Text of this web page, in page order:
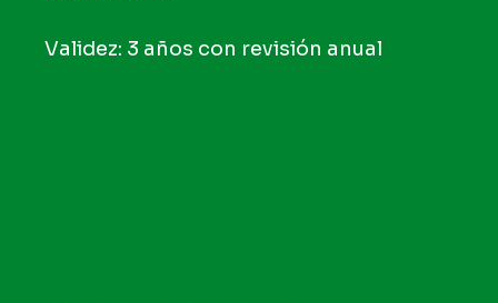
Validez: 3 años con revisión anual